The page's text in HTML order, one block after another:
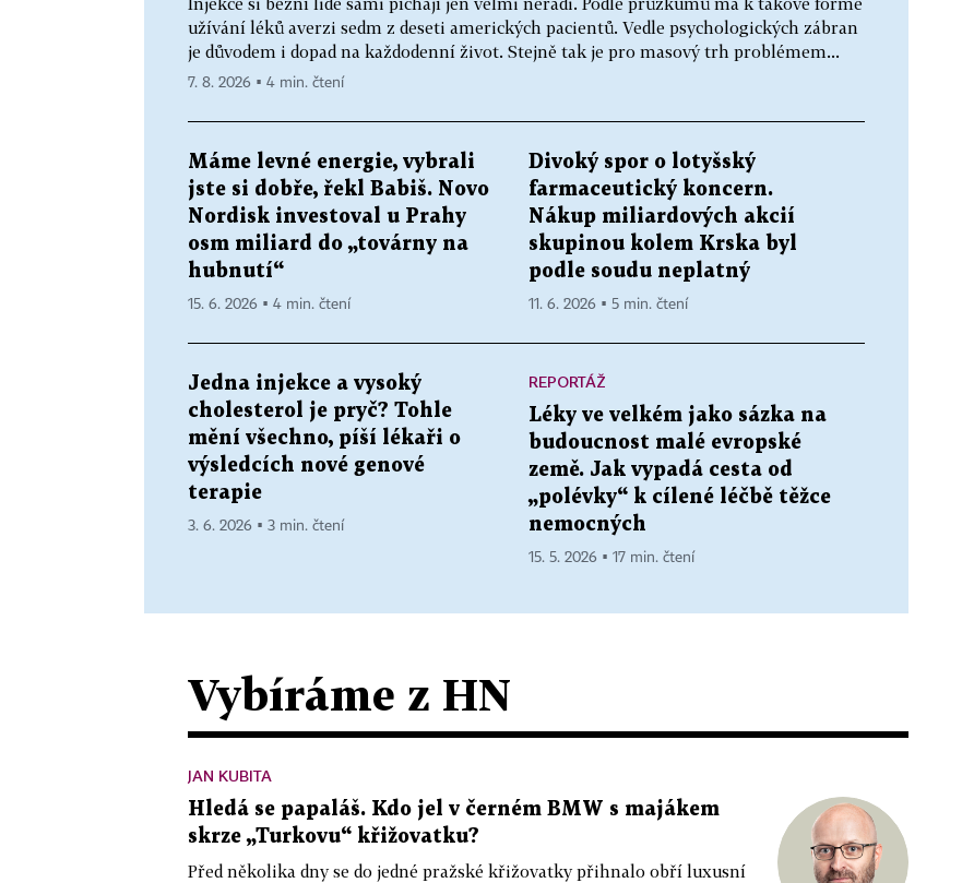
užívání léků averzi sedm z deseti amerických pacientů. Vedle psychologických zábran
je důvodem i dopad na každodenní život. Stejně tak je pro masový trh problémem...
7. 8. 2026 ▪ 4 min. čtení
Máme levné energie, vybrali
jste si dobře, řekl Babiš. Novo
Nordisk investoval u Prahy
osm miliard do „továrny na
hubnutí“
15. 6. 2026 ▪ 4 min. čtení
Divoký spor o lotyšský
farmaceutický koncern.
Nákup miliardových akcií
skupinou kolem Krska byl
podle soudu neplatný
11. 6. 2026 ▪ 5 min. čtení
Jedna injekce a vysoký
cholesterol je pryč? Tohle
mění všechno, píší lékaři o
výsledcích nové genové
terapie
3. 6. 2026 ▪ 3 min. čtení
REPORTÁŽ
Léky ve velkém jako sázka na
budoucnost malé evropské
země. Jak vypadá cesta od
„polévky“ k cílené léčbě těžce
nemocných
15. 5. 2026 ▪ 17 min. čtení
Vybíráme z HN
JAN KUBITA
Hledá se papaláš. Kdo jel v černém BMW s majákem
skrze „Turkovu“ křižovatku?
Před několika dny se do jedné pražské křižovatky přihnalo obří luxusní